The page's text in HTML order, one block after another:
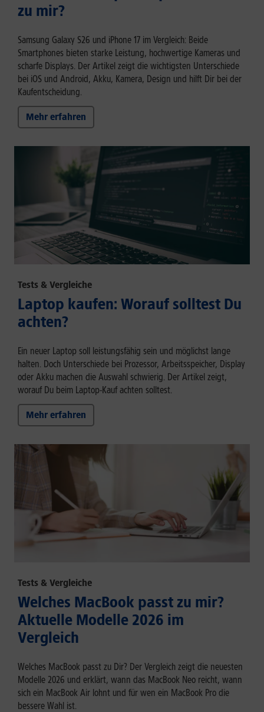
zu mir?
Samsung Galaxy S26 und iPhone 17 im Vergleich: Beide
Smartphones bieten starke Leistung, hochwertige Kameras und
scharfe Displays. Der Artikel zeigt die wichtigsten Unterschiede
bei iOS und Android, Akku, Kamera, Design und hilft Dir bei der
Kaufentscheidung.
Mehr erfahren
Tests & Vergleiche
Laptop kaufen: Worauf solltest Du
achten?
Ein neuer Laptop soll leistungsfähig sein und möglichst lange
halten. Doch Unterschiede bei Prozessor, Arbeitsspeicher, Display
oder Akku machen die Auswahl schwierig. Der Artikel zeigt,
worauf Du beim Laptop-Kauf achten solltest.
Mehr erfahren
Tests & Vergleiche
Welches MacBook passt zu mir?
Aktuelle Modelle 2026 im
Vergleich
Welches MacBook passt zu Dir? Der Vergleich zeigt die neuesten
Modelle 2026 und erklärt, wann das MacBook Neo reicht, wann
sich ein MacBook Air lohnt und für wen ein MacBook Pro die
bessere Wahl ist.